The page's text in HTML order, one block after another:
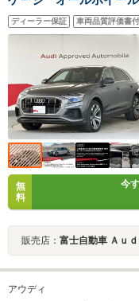
ト バルコナレザー フ
(マッサージ付)
ディーラー保証 車両品質評価書付
無
料
今
販売店： 富士自動車 Ａｕ
アウディ